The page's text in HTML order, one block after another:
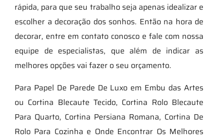
rápida, para que seu trabalho seja apenas idealizar e
escolher a decoração dos sonhos. Então na hora de
decorar, entre em contato conosco e fale com nossa
equipe de especialistas, que além de indicar as
melhores opções vai fazer o seu orçamento.
Para Papel De Parede De Luxo em Embu das Artes
ou Cortina Blecaute Tecido, Cortina Rolo Blecaute
Para Quarto, Cortina Persiana Romana, Cortina De
Rolo Para Cozinha e Onde Encontrar Os Melhores